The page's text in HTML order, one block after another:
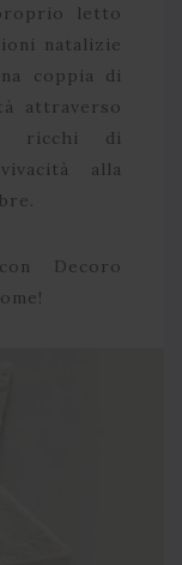
letto
natalizie
coppia di
attraverso
ricchi di
alla
Decoro